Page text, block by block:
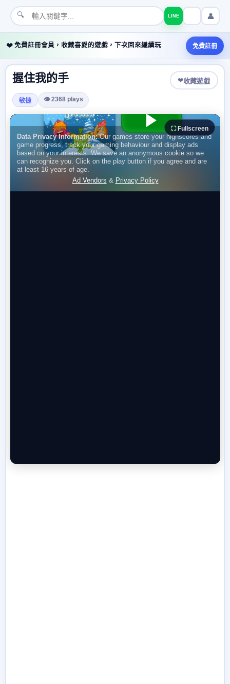
🔍 LINE 👤
❤️ 免費註冊會員，收藏喜愛的遊戲，下次回來繼續玩 免費註冊
握住我的手 ❤收藏遊戲
敏捷 👁 2368 plays
⛶ Fullscreen